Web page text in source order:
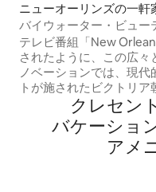
ニューオーリンズの一軒
バイウォーター・ビュー
紹介された歴史的なリノ
テレビ番組「New
されたように、この広々
ノベーションでは、現代
トが施されたビクトリ
力を満喫できます。 ル
バイウォータービューテ
クスできる大きなフロ
無料の路上駐車場、シ
クレセン
バ⁠ケ⁠ー⁠シ⁠ョ⁠
ア⁠メ⁠